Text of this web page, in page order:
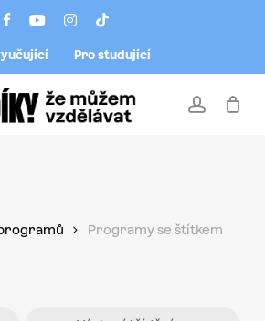
facebookyoutubeinstagram
tiktok
Pro studující
account
Programy se štítkem